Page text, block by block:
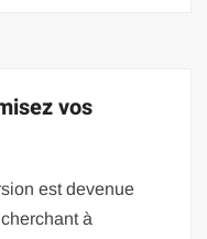
vos
est devenue
à